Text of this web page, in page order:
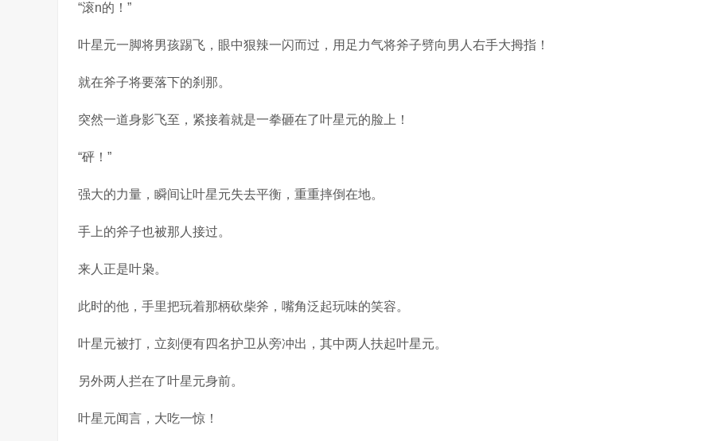
“滚n的！”
叶星元一脚将男孩踢飞，眼中狠辣一闪而过，用足力气将斧子劈向男人右手大拇指！
就在斧子将要落下的刹那。
突然一道身影飞至，紧接着就是一拳砸在了叶星元的脸上！
“砰！”
强大的力量，瞬间让叶星元失去平衡，重重摔倒在地。
手上的斧子也被那人接过。
来人正是叶枭。
此时的他，手里把玩着那柄砍柴斧，嘴角泛起玩味的笑容。
叶星元被打，立刻便有四名护卫从旁冲出，其中两人扶起叶星元。
另外两人拦在了叶星元身前。
叶星元闻言，大吃一惊！